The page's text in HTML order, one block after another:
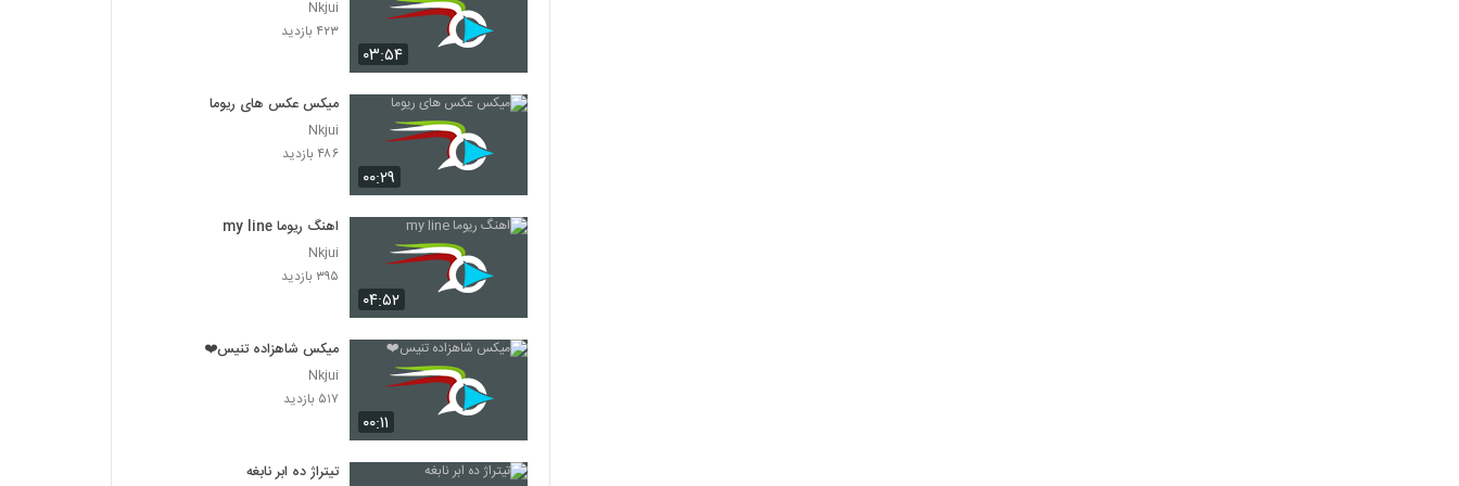
۰۳:۵۴
Nkjui
۴۲۳ بازدید
۰۰:۲۹
میکس عکس های ریوما
Nkjui
۴۸۶ بازدید
۰۴:۵۲
اهنگ ریوما my line
Nkjui
۳۹۵ بازدید
۰۰:۱۱
میکس شاهزاده تنیس❤️
Nkjui
۵۱۷ بازدید
تیتراژ ده ابر نابغه